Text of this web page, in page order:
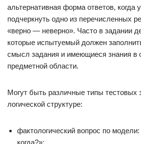
альтернативная форма ответов, когда
подчеркнуть одно из перечисленных
«верно — неверно». Часто в задании
которые испытуемый должен
смысл задания и имеющиеся знания в
предметной области.
Могут быть различные типы тестовых
логической структуре:
фактологический вопрос по модели:
когда?»;